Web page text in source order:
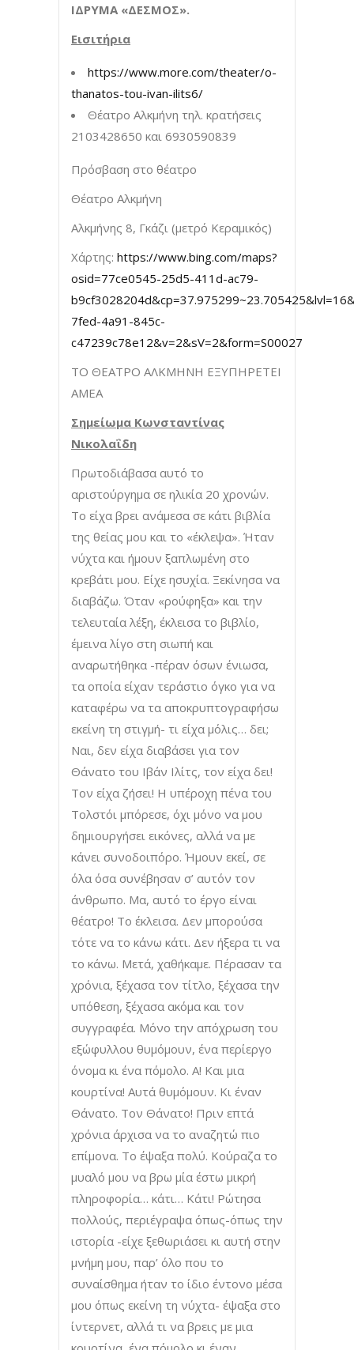
ΙΔΡΥΜΑ «ΔΕΣΜΟΣ».
Εισιτήρια
https://www.more.com/theater/o-
thanatos-tou-ivan-ilits6/
Θέατρο Αλκμήνη τηλ. κρατήσεις
2103428650 και 6930590839
Πρόσβαση στο θέατρο
Θέατρο Αλκμήνη
Αλκμήνης 8, Γκάζι (μετρό Κεραμικός)
Χάρτης: https://www.bing.com/maps?
osid=77ce0545-25d5-411d-ac79-
7fed-4a91-845c-
c47239c78e12&v=2&sV=2&form=S00027
ΤΟ ΘΕΑΤΡΟ ΑΛΚΜΗΝΗ ΕΞΥΠΗΡΕΤΕΙ
ΑΜΕΑ
Σημείωμα Κωνσταντίνας
Νικολαΐδη
Πρωτοδιάβασα αυτό το
αριστούργημα σε ηλικία 20 χρονών.
Το είχα βρει ανάμεσα σε κάτι βιβλία
της θείας μου και το «έκλεψα». Ήταν
νύχτα και ήμουν ξαπλωμένη στο
κρεβάτι μου. Είχε ησυχία. Ξεκίνησα να
διαβάζω. Όταν «ρούφηξα» και την
τελευταία λέξη, έκλεισα το βιβλίο,
έμεινα λίγο στη σιωπή και
αναρωτήθηκα -πέραν όσων ένιωσα,
τα οποία είχαν τεράστιο όγκο για να
καταφέρω να τα αποκρυπτογραφήσω
εκείνη τη στιγμή- τι είχα μόλις… δει;
Ναι, δεν είχα διαβάσει για τον
Θάνατο του Ιβάν Ιλίτς, τον είχα δει!
Τον είχα ζήσει! Η υπέροχη πένα του
Τολστόι μπόρεσε, όχι μόνο να μου
δημιουργήσει εικόνες, αλλά να με
κάνει συνοδοιπόρο. Ήμουν εκεί, σε
όλα όσα συνέβησαν σ’ αυτόν τον
άνθρωπο. Μα, αυτό το έργο είναι
θέατρο! Το έκλεισα. Δεν μπορούσα
τότε να το κάνω κάτι. Δεν ήξερα τι να
το κάνω. Μετά, χαθήκαμε. Πέρασαν τα
χρόνια, ξέχασα τον τίτλο, ξέχασα την
υπόθεση, ξέχασα ακόμα και τον
συγγραφέα. Μόνο την απόχρωση του
εξώφυλλου θυμόμουν, ένα περίεργο
όνομα κι ένα πόμολο. Α! Και μια
κουρτίνα! Αυτά θυμόμουν. Κι έναν
Θάνατο. Τον Θάνατο! Πριν επτά
χρόνια άρχισα να το αναζητώ πιο
επίμονα. Το έψαξα πολύ. Κούραζα το
μυαλό μου να βρω μία έστω μικρή
πληροφορία… κάτι… Κάτι! Ρώτησα
πολλούς, περιέγραψα όπως-όπως την
ιστορία -είχε ξεθωριάσει κι αυτή στην
μνήμη μου, παρ’ όλο που το
συναίσθημα ήταν το ίδιο έντονο μέσα
μου όπως εκείνη τη νύχτα- έψαξα στο
ίντερνετ, αλλά τι να βρεις με μια